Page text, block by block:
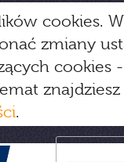
cookies.
zmiany
cookies
.